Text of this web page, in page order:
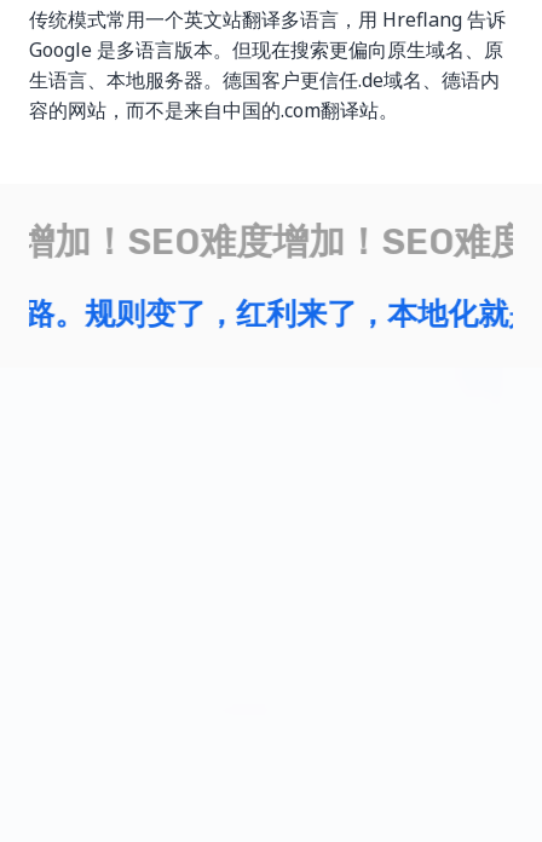
传统模式常用一个英文站翻译多语言，用 Hreflang 告诉
Google 是多语言版本。但现在搜索更偏向原生域名、原
生语言、本地服务器。德国客户更信任.de域名、德语内
容的网站，而不是来自中国的.com翻译站。
加！ SEO难度增加！ SEO难度
出路。规则变了，红利来了，本地化